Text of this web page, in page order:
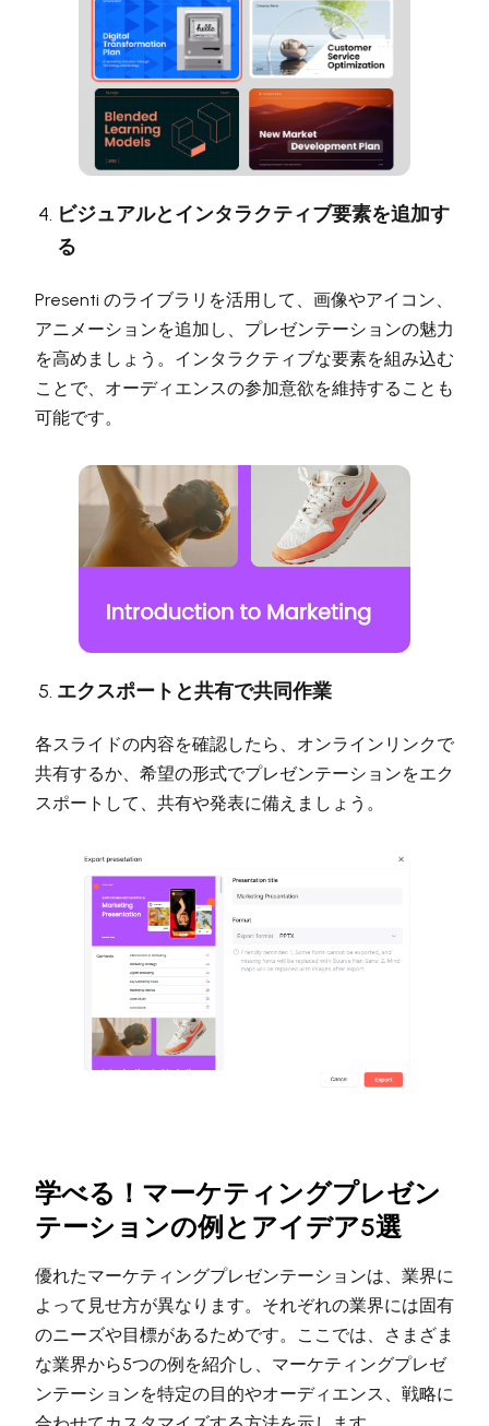
ビジュアルとインタラクティブ要素を追加す
る
Presenti のライブラリを活用して、画像やアイコン、
アニメーションを追加し、プレゼンテーションの魅力
を高めましょう。インタラクティブな要素を組み込む
ことで、オーディエンスの参加意欲を維持することも
可能です。
エクスポートと共有で共同作業
各スライドの内容を確認したら、オンラインリンクで
共有するか、希望の形式でプレゼンテーションをエク
スポートして、共有や発表に備えましょう。
学べる！マーケティングプレゼン
テーションの例とアイデア5選
優れたマーケティングプレゼンテーションは、業界に
よって見せ方が異なります。それぞれの業界には固有
のニーズや目標があるためです。ここでは、さまざま
な業界から5つの例を紹介し、マーケティングプレゼ
ンテーションを特定の目的やオーディエンス、戦略に